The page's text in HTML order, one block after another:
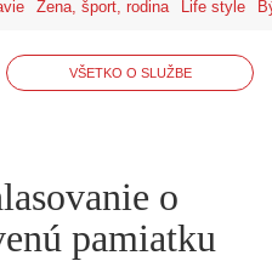
Žena, šport, rodina Life style
VŠETKO O SLUŽBE
o
pamiatku